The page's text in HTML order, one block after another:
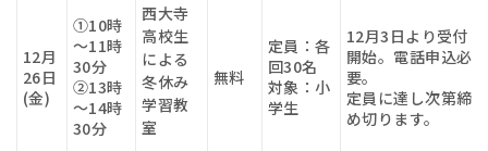
12月
26日
(金)
①10時
～11時
30分
②13時
～14時
30分
西大寺
高校生
による
冬休み
学習教
室
無料
定員：各
回30名
対象：小
学生
12月3日より受付
開始。電話申込必
要。
定員に達し次第締
め切ります。